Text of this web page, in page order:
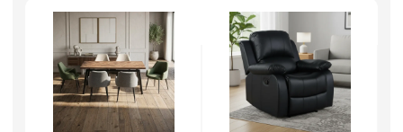
Escritorios y Sillas PC
Racks y Muebles TV
Alfombras